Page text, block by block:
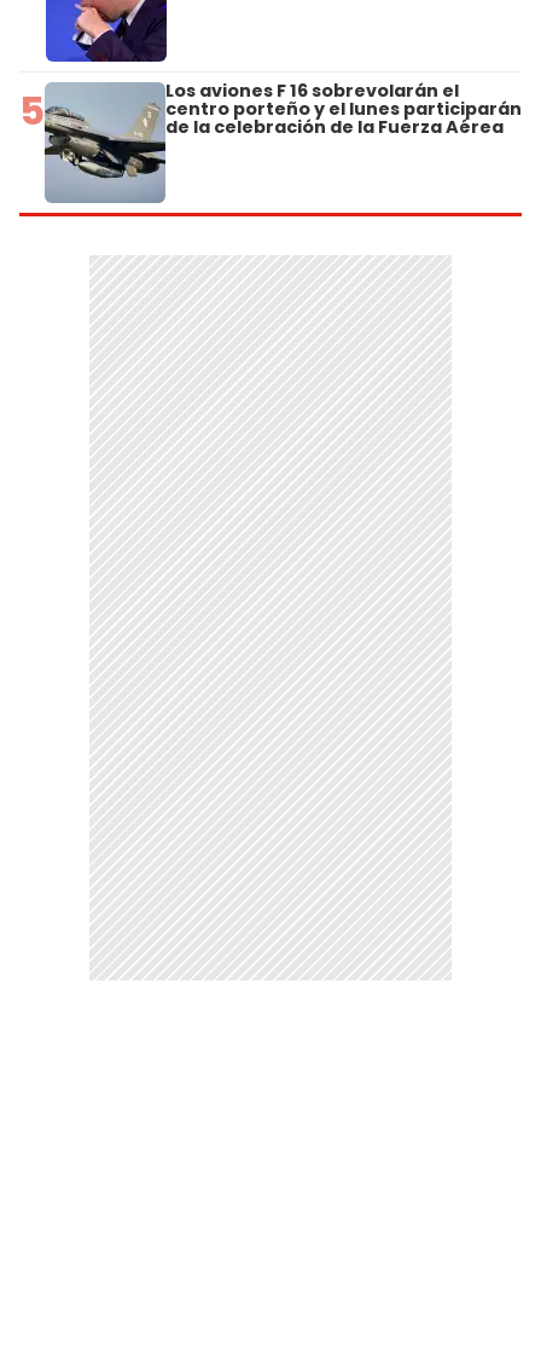
5 Los aviones F 16 sobrevolarán el
centro porteño y el lunes participarán
de la celebración de la Fuerza Aérea